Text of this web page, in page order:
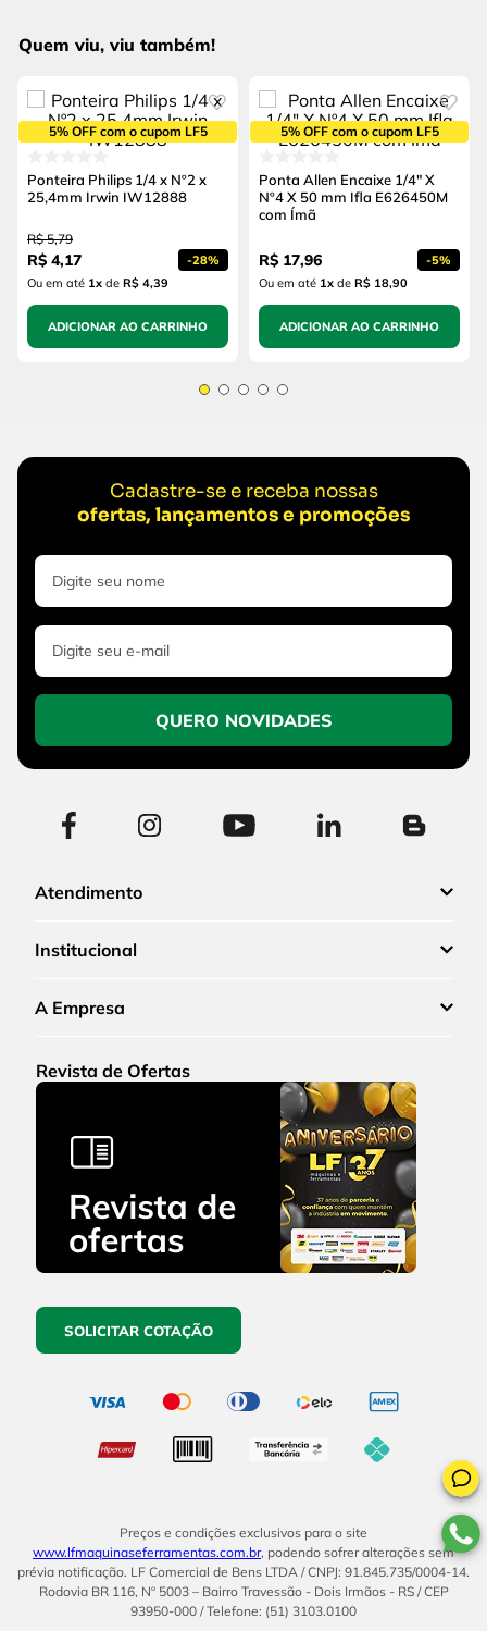
Quem viu, viu também!
5% OFF com o cupom LF5
Ponteira Philips 1/4 x Nº2 x
25,4mm Irwin IW12888
R$ 5,79
R$ 4,17 -28%
Ou em até 1x de R$ 4,39
ADICIONAR AO CARRINHO
5% OFF com o cupom LF5
Ponta Allen Encaixe 1/4" X
Nº4 X 50 mm Ifla E626450M
com Ímã
R$ 17,96 -5%
Ou em até 1x de R$ 18,90
ADICIONAR AO CARRINHO
Cadastre-se e receba nossas
ofertas, lançamentos e promoções
QUERO NOVIDADES
Atendimento
Institucional
A Empresa
Revista de Ofertas
SOLICITAR COTAÇÃO
Preços e condições exclusivos para o site
www.lfmaquinaseferramentas.com.br, podendo sofrer alterações sem
prévia notificação. LF Comercial de Bens LTDA / CNPJ: 91.845.735/0004-14.
Rodovia BR 116, Nº 5003 – Bairro Travessão - Dois Irmãos - RS / CEP
93950-000 / Telefone: (51) 3103.0100